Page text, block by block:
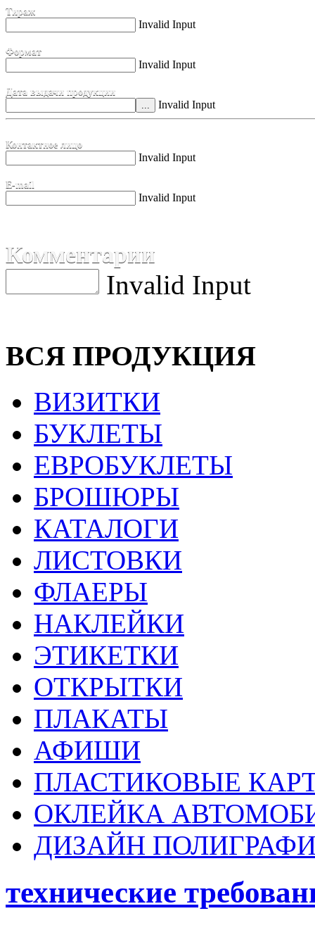
Тираж
Invalid Input
Формат
Invalid Input
Дата выдачи продукции
Invalid Input
Контактное лицо
Invalid Input
E-mail
Invalid Input
Комментарии
Invalid Input
ВСЯ ПРОДУКЦИЯ
ВИЗИТКИ
БУКЛЕТЫ
ЕВРОБУКЛЕТЫ
БРОШЮРЫ
КАТАЛОГИ
ЛИСТОВКИ
ФЛАЕРЫ
НАКЛЕЙКИ
ЭТИКЕТКИ
ОТКРЫТКИ
ПЛАКАТЫ
АФИШИ
ПЛАСТИКОВЫЕ
ОКЛЕЙКА
ДИЗАЙН
технические